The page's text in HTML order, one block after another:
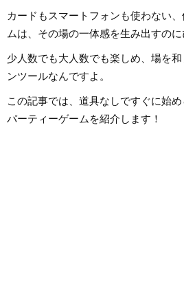
カードもスマートフォンも使わない
ムは、その場の一体感を生み出すのに
少人数でも大人数でも楽しめ、場を
ンツールなんですよ。
この記事では、道具なしですぐに始
パーティーゲームを紹介します！